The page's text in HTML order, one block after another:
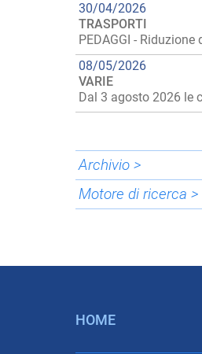
30/04/2026
TRASPORTI
PEDAGGI -
08/05/2026
VARIE
Dal 3 agosto 2026 le
Archivio >
Motore di ricerca >
HOME